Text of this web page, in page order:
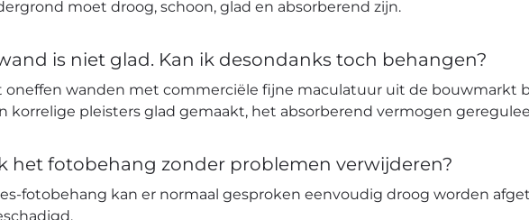
moet droog, schoon, glad en absorberend zijn.
is niet glad. Kan ik desondanks toch behangen?
oneffen wanden met commerciële fijne maculatuur uit de bouwmarkt
korrelige pleisters glad gemaakt, het absorberend vermogen
het fotobehang zonder problemen verwijderen?
fotobehang kan er normaal gesproken eenvoudig droog worden